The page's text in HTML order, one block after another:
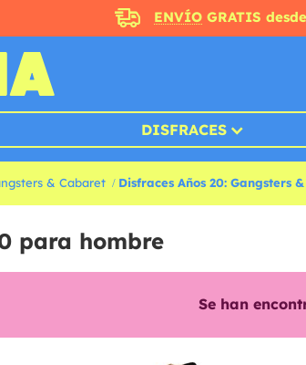
ENVÍOGRATIS desde
DISFRACES
& Cabaret Disfraces Años 20: Gangsters
para hombre
Se han